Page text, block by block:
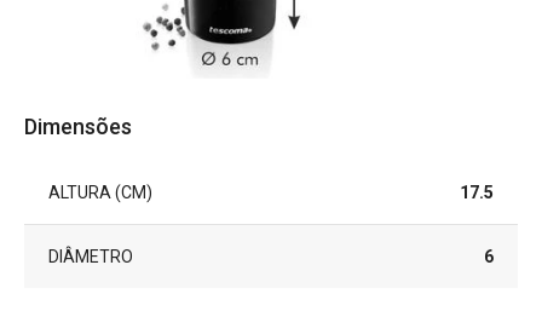
Dimensões
ALTURA (CM) 17.5
DIÂMETRO 6